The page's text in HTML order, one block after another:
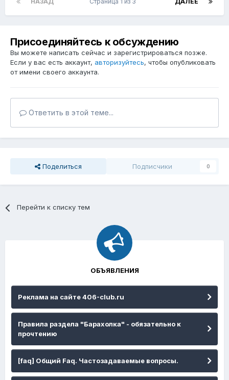
Присоединяйтесь к обсуждению
Вы можете написать сейчас и зарегистрироваться позже.
Если у вас есть аккаунт, авторизуйтесь, чтобы опубликовать
от имени своего аккаунта.
Ответить в этой теме...
Поделиться Подписчики 0
Перейти к списку тем
ОБЪЯВЛЕНИЯ
Реклама на сайте 406-club.ru
Правила раздела "Барахолка" - обязательно к
прочтению
[faq] Общий Faq. Частозадаваемые вопросы.